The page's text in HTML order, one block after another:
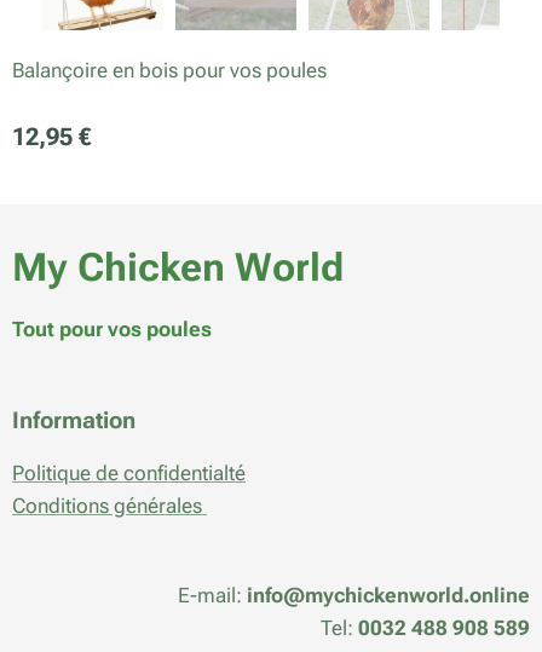
Balançoire en bois pour vos poules
12,95 €
My Chicken World
Tout pour vos poules
Information
Politique de confidentialté
Conditions générales
E-mail: info@mychickenworld.online
Tel: 0032 488 908 589